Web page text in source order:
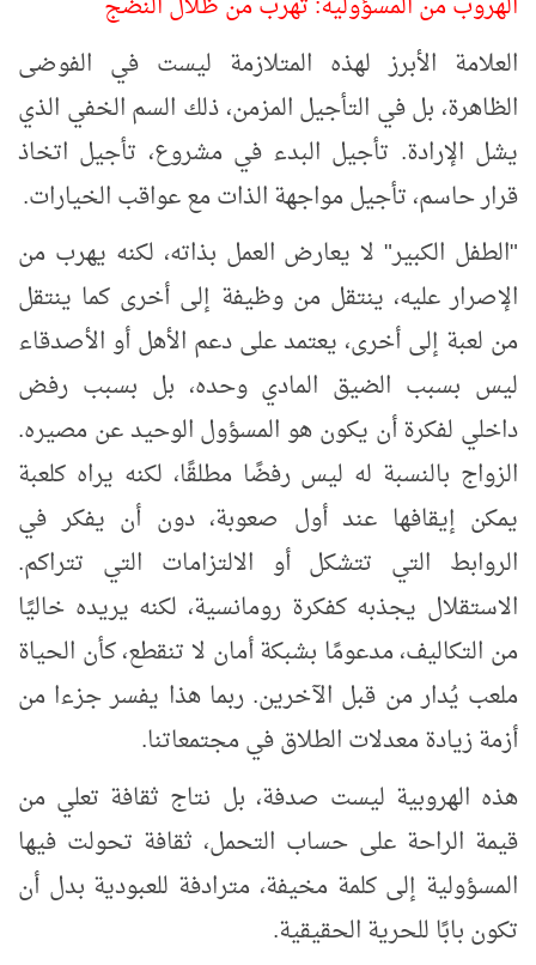
العلامة الأبرز لهذه المتلازمة ليست في الفوضى
الظاهرة، بل في التأجيل المزمن، ذلك السم الخفي الذي
يشل الإرادة. تأجيل البدء في مشروع، تأجيل اتخاذ
قرار حاسم، تأجيل مواجهة الذات مع عواقب الخيارات.
"الطفل الكبير" لا يعارض العمل بذاته، لكنه يهرب من
الإصرار عليه، ينتقل من وظيفة إلى أخرى كما ينتقل
من لعبة إلى أخرى، يعتمد على دعم الأهل أو الأصدقاء
ليس بسبب الضيق المادي وحده، بل بسبب رفض
داخلي لفكرة أن يكون هو المسؤول الوحيد عن مصيره.
الزواج بالنسبة له ليس رفضًا مطلقًا، لكنه يراه كلعبة
يمكن إيقافها عند أول صعوبة، دون أن يفكر في
الروابط التي تتشكل أو الالتزامات التي تتراكم.
الاستقلال يجذبه كفكرة رومانسية، لكنه يريده خاليًا
من التكاليف، مدعومًا بشبكة أمان لا تنقطع، كأن الحياة
ملعب يُدار من قبل الآخرين. ربما هذا يفسر جزءا من
أزمة زيادة معدلات الطلاق في مجتمعاتنا.
هذه الهروبية ليست صدفة، بل نتاج ثقافة تعلي من
قيمة الراحة على حساب التحمل، ثقافة تحولت فيها
المسؤولية إلى كلمة مخيفة، مترادفة للعبودية بدل أن
تكون بابًا للحرية الحقيقية.